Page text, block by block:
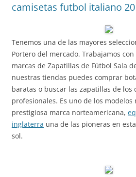
camisetas futbol italiano
Tenemos una de las mayores
Portero del mercado. Trabajamos
marcas de Zapatillas de Fútbol Sala
nuestras tiendas puedes comprar
baratas o buscar las zapatillas de los
profesionales. Es uno de los modelos
prestigiosa marca norteamericana,
inglaterra una de las pioneras en
sol.